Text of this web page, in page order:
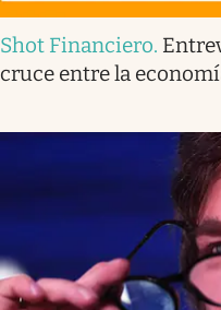
Shot Financiero.
cruce entre la